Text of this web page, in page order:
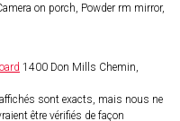
on porch, Powder rm mirror,
1400 Don Mills Chemin,
sont exacts, mais nous ne
être vérifiés de façon